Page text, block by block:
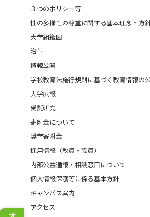
３つのポリシー等
性の多様性の尊重に関する基本理念・方
大学組織図
沿革
情報公開
学校教育法施行規則に基づく教育情報の
大学広報
受託研究
寄附金について
奨学寄附金
採用情報（教員・職員）
内部公益通報・相談窓口について
個人情報保護等に係る基本方針
キャンパス案内
アクセス